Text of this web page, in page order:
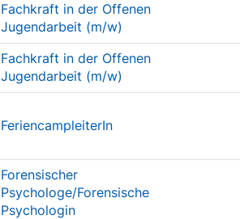
Fachkraft in der Offenen
Jugendarbeit (m/w)
Fachkraft in der Offenen
Jugendarbeit (m/w)
FeriencampleiterIn
Forensischer
Psychologe/Forensische
Psychologin